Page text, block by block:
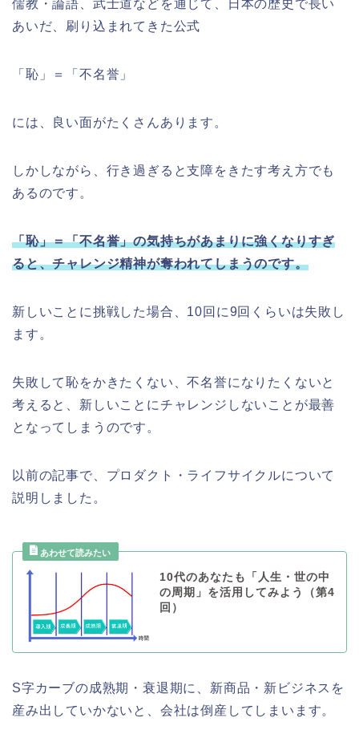
儒教・論語、武士道などを通じて、日本の歴史で長い
あいだ、刷り込まれてきた公式
「恥」＝「不名誉」
には、良い面がたくさんあります。
しかしながら、行き過ぎると支障をきたす考え方でも
あるのです。
「恥」＝「不名誉」の気持ちがあまりに強くなりすぎ
ると、チャレンジ精神が奪われてしまうのです。
新しいことに挑戦した場合、10回に9回くらいは失敗し
ます。
失敗して恥をかきたくない、不名誉になりたくないと
考えると、新しいことにチャレンジしないことが最善
となってしまうのです。
以前の記事で、プロダクト・ライフサイクルについて
説明しました。
10代のあなたも「人生・世の中
の周期」を活用してみよう（第4
回）
S字カーブの成熟期・衰退期に、新商品・新ビジネスを
産み出していかないと、会社は倒産してしまいます。